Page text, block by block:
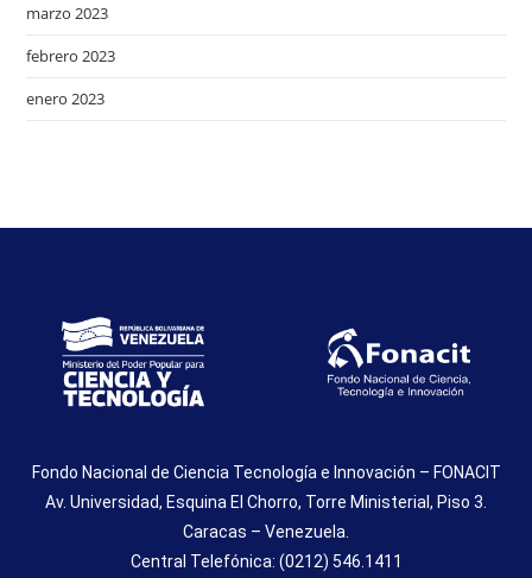
marzo 2023
febrero 2023
enero 2023
Fondo Nacional de Ciencia Tecnología e Innovación – FONACIT
Av. Universidad, Esquina El Chorro, Torre Ministerial, Piso 3.
Caracas – Venezuela.
Central Telefónica: (0212) 546.1411